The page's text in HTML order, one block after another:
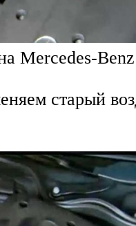
Mercedes-
старый